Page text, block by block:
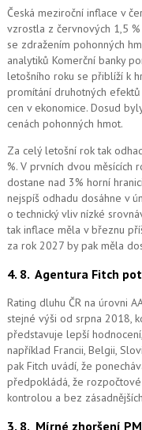
Česká meziroční inflace v
vzrostla z červnových 1,5
se zdražením pohonných
analytiků Komerční banky
letošního roku se přiblíží k
promítání druhotných
cen v ekonomice. Dosud
cenách pohonných hmot.
Za celý letošní rok tak
%. V prvních dvou měsících
dostane nad 3% horní
nejspíš odhadu dosáhne v
o technický vliv nízké
tak inflace měla v březnu
za rok 2027 by pak měla
4. 8. Agentura Fitch
Rating dluhu ČR na úrovni
stejné výši od srpna 2018,
představuje lepší
například Francii, Belgii,
pak Fitch uvádí, že
předpokládá, že
kontrolou a bez
3. 8. Mírné zhoršení